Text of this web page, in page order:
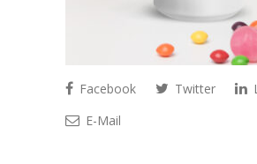
Facebook Twitter
E-Mail